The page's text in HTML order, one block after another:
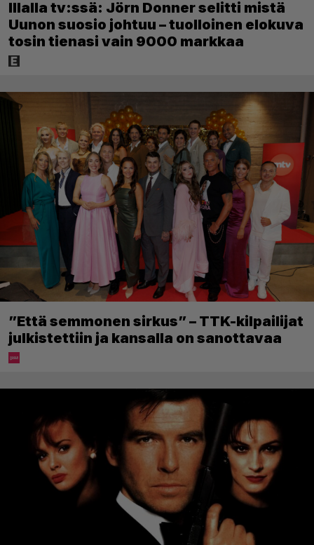
Illalla tv:ssä: Jörn Donner selitti mistä
Uunon suosio johtuu – tuolloinen elokuva
tosin tienasi vain 9000 markkaa
”Että semmonen sirkus” – TTK-kilpailijat
julkistettiin ja kansalla on sanottavaa